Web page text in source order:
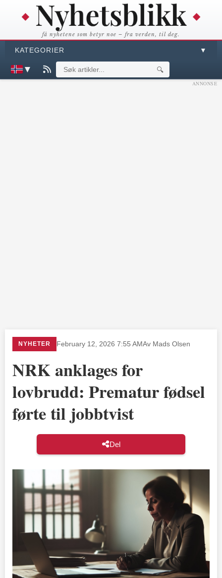
få nyhetene som betyr noe – fra verden, til deg.
KATEGORIER ▼
▼ 🔍
ANNONSE
NYHETER February 12, 2026 7:55 AMAv Mads Olsen
NRK anklages for
lovbrudd: Prematur fødsel
førte til jobbtvist
Del